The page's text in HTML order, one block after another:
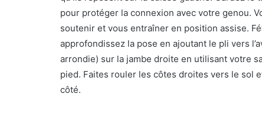
pour protéger la connexion avec votre genou.
soutenir et vous entraîner en position assise.
approfondissez la pose en ajoutant le pli vers
arrondie) sur la jambe droite en utilisant votre
pied. Faites rouler les côtes droites vers le sol
côté.